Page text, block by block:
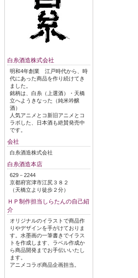
白糸酒造株式会社
明和4年創業 江戸時代から、時
代にあった商品を作り続けてき
ました。
銘柄は、白糸（上選酒）・天橋
立へようきなった（純米吟醸
酒）
人気アニメとコ新旧アニメとコ
ラボした、日本酒も絶賛発売中
です。
会社
白糸酒造株式会社
白糸酒造本店
629－2244
京都府宮津市江尻３８２
（天橋立より徒歩２分）
ＨＰ制作担当しらたんの自己紹
介
オリジナルのイラストで商品作
りやデザインを手がけておりま
す。水墨画の一筆書きでイラス
トを作成します、ラベル作成か
ら商品開発までお手伝いいたし
ます。
アニメコラボ商品企画担当。